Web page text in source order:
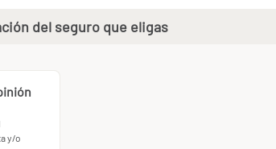
del seguro que eligas
y/o